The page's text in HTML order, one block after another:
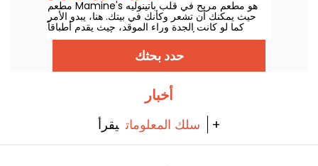
مطعم Mamine's هو مطعم مريح في قلب باتينوليه
حيث يمكنك أن تشعر وكأنك في بيتك. هنا، يبدو الأمر
كما لو كانت الجدة وراء الموقد، حيث يقدم أطباقاً
تقليدية ترضي أذواقنا، كل ذلك في أجواء فنية رائعة
حدد بحثك
أخبار
سلك المعلومات يقرأ +